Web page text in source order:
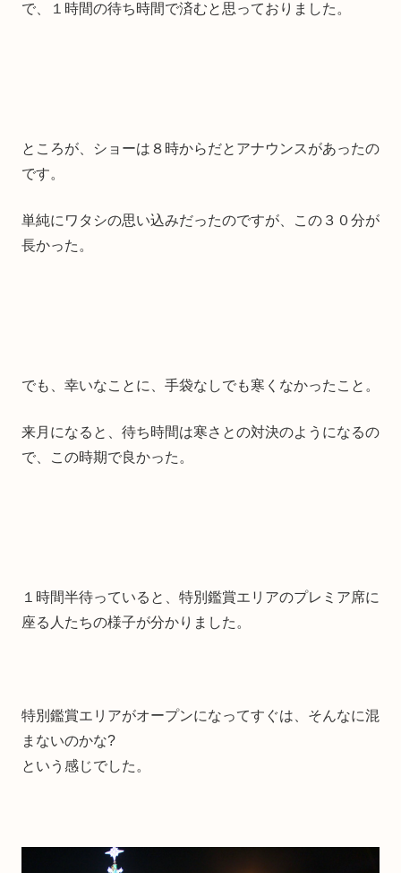
で、１時間の待ち時間で済むと思っておりました。
ところが、ショーは８時からだとアナウンスがあったの
です。
単純にワタシの思い込みだったのですが、この３０分が
長かった。
でも、幸いなことに、手袋なしでも寒くなかったこと。
来月になると、待ち時間は寒さとの対決のようになるの
で、この時期で良かった。
１時間半待っていると、特別鑑賞エリアのプレミア席に
座る人たちの様子が分かりました。
特別鑑賞エリアがオープンになってすぐは、そんなに混
まないのかな?
という感じでした。